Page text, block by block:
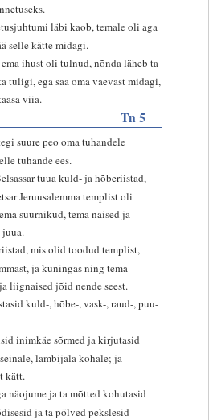
läbi kaob, temale oli aga
selle kätte midagi.
ihust oli tulnud, nõnda läheb ta
tuligi, ega saa oma vaevast midagi,
viia.
Tn 5
suure peo oma tuhandele
tuhande ees.
tuua kuld- ja hõberiistad,
Jeruusalemma templist oli
suurnikud, tema naised ja
mis olid toodud templist,
ja kuningas ning tema
liignaised jõid nende seest.
kuld-, hõbe-, vask-, raud-, puu-
inimkäe sõrmed ja kirjutasid
lambijala kohale; ja
kätt.
näojume ja ta mõtted kohutasid
ja ta põlved pekslesid